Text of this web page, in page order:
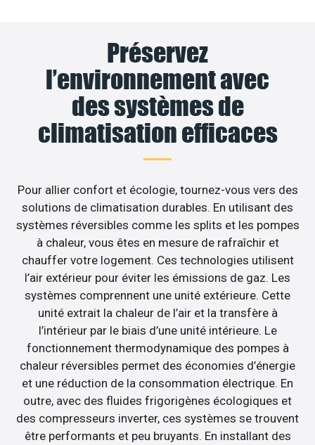
Préservez
l’environnement avec
des systèmes de
climatisation efficaces
Pour allier confort et écologie, tournez-vous vers des
solutions de climatisation durables. En utilisant des
systèmes réversibles comme les splits et les pompes
à chaleur, vous êtes en mesure de rafraîchir et
chauffer votre logement. Ces technologies utilisent
l’air extérieur pour éviter les émissions de gaz. Les
systèmes comprennent une unité extérieure. Cette
unité extrait la chaleur de l’air et la transfère à
l’intérieur par le biais d’une unité intérieure. Le
fonctionnement thermodynamique des pompes à
chaleur réversibles permet des économies d’énergie
et une réduction de la consommation électrique. En
outre, avec des fluides frigorigènes écologiques et
des compresseurs inverter, ces systèmes se trouvent
être performants et peu bruyants. En installant des